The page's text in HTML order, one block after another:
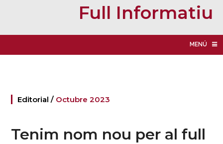
Full Informatiu
MENÚ
Editorial / Octubre 2023
Tenim nom nou per al full